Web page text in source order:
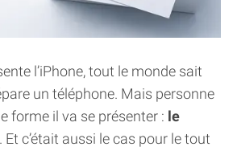
l’iPhone, tout le monde sait
un téléphone. Mais personne
forme il va se présenter : le
. Et c’était aussi le cas pour le tout